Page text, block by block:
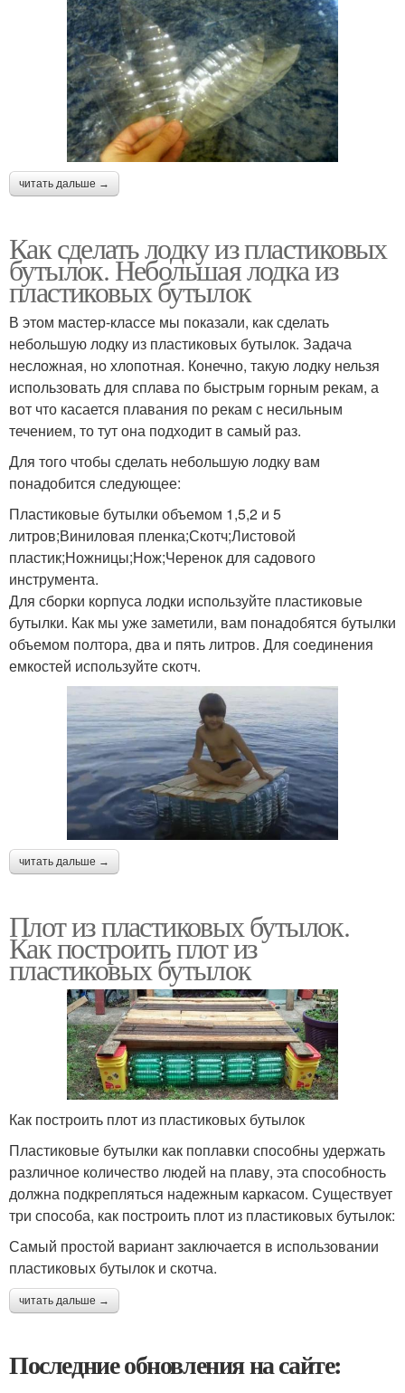
читать дальше →
Как сделать лодку из пластиковых
бутылок. Небольшая лодка из
пластиковых бутылок
В этом мастер-классе мы показали, как сделать
небольшую лодку из пластиковых бутылок. Задача
несложная, но хлопотная. Конечно, такую лодку нельзя
использовать для сплава по быстрым горным рекам, а
вот что касается плавания по рекам с несильным
течением, то тут она подходит в самый раз.
Для того чтобы сделать небольшую лодку вам
понадобится следующее:
Пластиковые бутылки объемом 1,5,2 и 5
литров;Виниловая пленка;Скотч;Листовой
пластик;Ножницы;Нож;Черенок для садового
инструмента.
Для сборки корпуса лодки используйте пластиковые
бутылки. Как мы уже заметили, вам понадобятся бутылки
объемом полтора, два и пять литров. Для соединения
емкостей используйте скотч.
читать дальше →
Плот из пластиковых бутылок.
Как построить плот из
пластиковых бутылок
Как построить плот из пластиковых бутылок
Пластиковые бутылки как поплавки способны удержать
различное количество людей на плаву, эта способность
должна подкрепляться надежным каркасом. Существует
три способа, как построить плот из пластиковых бутылок:
Самый простой вариант заключается в использовании
пластиковых бутылок и скотча.
читать дальше →
Последние обновления на сайте: